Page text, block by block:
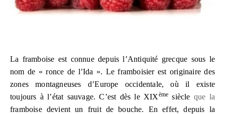
La framboise est connue depuis l’Antiquité grecque sous le
nom de « ronce de l’Ida ». Le framboisier est originaire des
zones montagneuses d’Europe occidentale, où il existe
toujours à l’état sauvage. C’est dès le XIXème siècle que la
framboise devient un fruit de bouche. En effet, depuis la